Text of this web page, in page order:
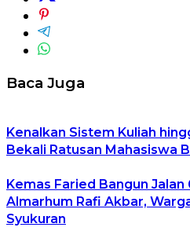
Baca Juga
Kenalkan Sistem Kuliah
Bekali Ratusan Mahasiswa
Kemas Faried Bangun
Almarhum Rafi Akbar,
Syukuran